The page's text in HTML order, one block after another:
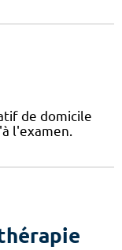
de domicile
l'examen.